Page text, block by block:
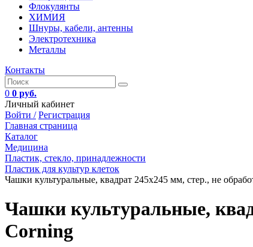
Флокулянты
ХИМИЯ
Шнуры, кабели, антенны
Электротехника
Металлы
Контакты
0 0 руб.
Личный кабинет
Войти / Регистрация
Главная страница
Каталог
Медицина
Пластик, стекло, принадлежности
Пластик для культур клеток
Чашки культуральные, квадрат 245х245 мм, стер., не
Чашки культуральные,
Corning